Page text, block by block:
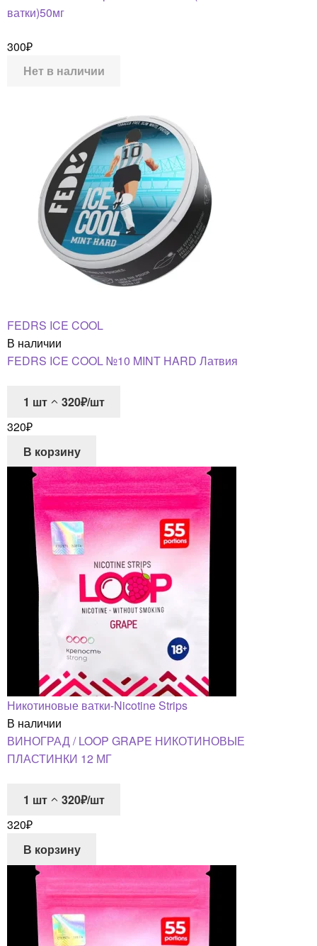
ватки)50мг
300₽
Нет в наличии
FEDRS ICE COOL
В наличии
FEDRS ICE COOL №10 MINT HARD Латвия
1 шт
320₽/шт
320₽
В корзину
Никотиновые ватки-Nicotine Strips
В наличии
ВИНОГРАД / LOOP GRAPE НИКОТИНОВЫЕ
ПЛАСТИНКИ 12 МГ
1 шт
320₽/шт
320₽
В корзину